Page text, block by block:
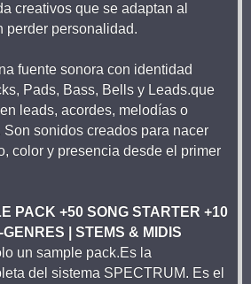
creativos que se adaptan al
perder personalidad.
fuente sonora con identidad
Pads, Bass, Bells y Leads.que
leads, acordes, melodías o
sonidos creados para nacer
color y presencia desde el primer
PACK +50 SONG STARTER +10
| STEMS & MIDIS
un sample pack.Es la
del sistema SPECTRUM. Es el